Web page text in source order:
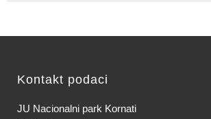
Kontakt podaci
JU Nacionalni park Kornati